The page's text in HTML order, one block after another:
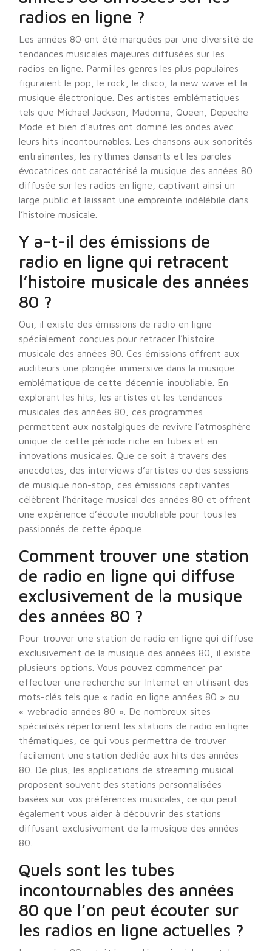
radios en ligne ?
Les années 80 ont été marquées par une diversité de
tendances musicales majeures diffusées sur les
radios en ligne. Parmi les genres les plus populaires
figuraient le pop, le rock, le disco, la new wave et la
musique électronique. Des artistes emblématiques
tels que Michael Jackson, Madonna, Queen, Depeche
Mode et bien d’autres ont dominé les ondes avec
leurs hits incontournables. Les chansons aux sonorités
entraînantes, les rythmes dansants et les paroles
évocatrices ont caractérisé la musique des années 80
diffusée sur les radios en ligne, captivant ainsi un
large public et laissant une empreinte indélébile dans
l’histoire musicale.
Y a-t-il des émissions de
radio en ligne qui retracent
l’histoire musicale des années
80 ?
Oui, il existe des émissions de radio en ligne
spécialement conçues pour retracer l’histoire
musicale des années 80. Ces émissions offrent aux
auditeurs une plongée immersive dans la musique
emblématique de cette décennie inoubliable. En
explorant les hits, les artistes et les tendances
musicales des années 80, ces programmes
permettent aux nostalgiques de revivre l’atmosphère
unique de cette période riche en tubes et en
innovations musicales. Que ce soit à travers des
anecdotes, des interviews d’artistes ou des sessions
de musique non-stop, ces émissions captivantes
célèbrent l’héritage musical des années 80 et offrent
une expérience d’écoute inoubliable pour tous les
passionnés de cette époque.
Comment trouver une station
de radio en ligne qui diffuse
exclusivement de la musique
des années 80 ?
Pour trouver une station de radio en ligne qui diffuse
exclusivement de la musique des années 80, il existe
plusieurs options. Vous pouvez commencer par
effectuer une recherche sur Internet en utilisant des
mots-clés tels que « radio en ligne années 80 » ou
« webradio années 80 ». De nombreux sites
spécialisés répertorient les stations de radio en ligne
thématiques, ce qui vous permettra de trouver
facilement une station dédiée aux hits des années
80. De plus, les applications de streaming musical
proposent souvent des stations personnalisées
basées sur vos préférences musicales, ce qui peut
également vous aider à découvrir des stations
diffusant exclusivement de la musique des années
80.
Quels sont les tubes
incontournables des années
80 que l’on peut écouter sur
les radios en ligne actuelles ?